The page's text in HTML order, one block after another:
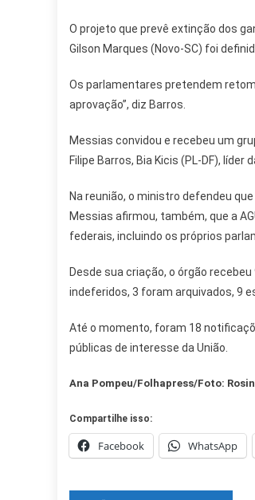
O projeto que prevê extinção dos
Gilson Marques (Novo-SC) foi
Os parlamentares pretendem
aprovação”, diz Barros.
Messias convidou e recebeu um
Filipe Barros, Bia Kicis (PL-DF), líder
Na reunião, o ministro defendeu
Messias afirmou, também, que a
federais, incluindo os próprios
Desde sua criação, o órgão
indeferidos, 3 foram arquivados, 9
Até o momento, foram 18
públicas de interesse da União.
Ana Pompeu/Folhapress/Foto:
Compartilhe isso:
Facebook WhatsApp